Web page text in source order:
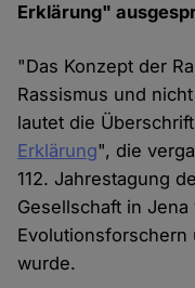
Erklärung"
"Das Konzept der
Rassismus und
lautet die
Erklärung", die
112. Jahrestagung
Gesellschaft in
wurde.